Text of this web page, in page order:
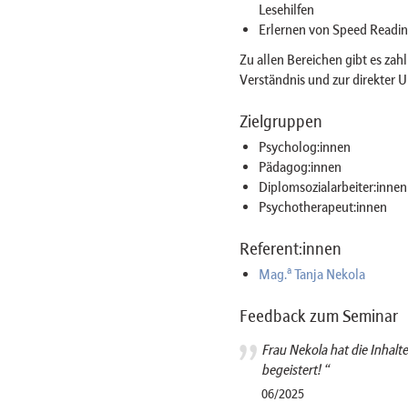
Lesehilfen
Erlernen von Speed
Zu allen Bereichen gibt es
Verständnis und zur direkter
Zielgruppen
Psycholog:innen
Pädagog:innen
Diplomsozialarbeiter:innen
Psychotherapeut:innen
Referent:innen
Mag. aTanja Nekola
Feedback zum Seminar
Frau Nekola hat die
begeistert! “
06/2025